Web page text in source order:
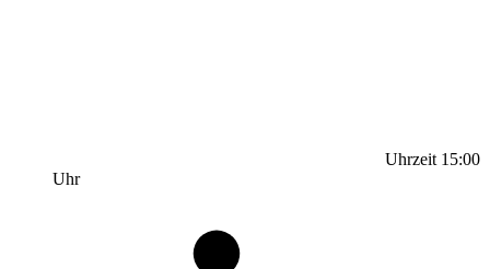
Uhrzeit 15:00
Uhr